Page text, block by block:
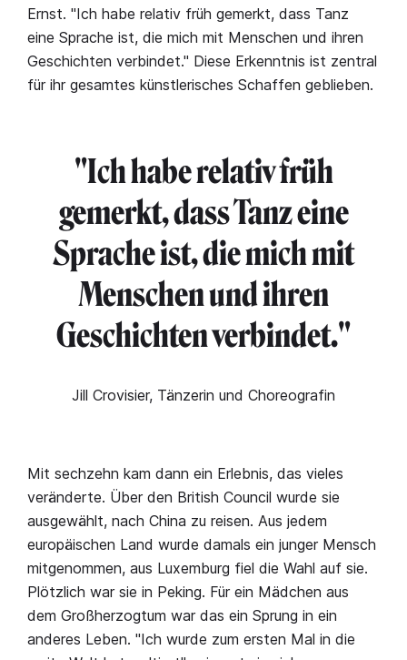
Ernst. "Ich habe relativ früh gemerkt, dass Tanz
eine Sprache ist, die mich mit Menschen und ihren
Geschichten verbindet." Diese Erkenntnis ist zentral
für ihr gesamtes künstlerisches Schaffen geblieben.
"Ich habe relativ früh
gemerkt, dass Tanz eine
Sprache ist, die mich mit
Menschen und ihren
Geschichten verbindet."
Jill Crovisier, Tänzerin und Choreografin
Mit sechzehn kam dann ein Erlebnis, das vieles
veränderte. Über den British Council wurde sie
ausgewählt, nach China zu reisen. Aus jedem
europäischen Land wurde damals ein junger Mensch
mitgenommen, aus Luxemburg fiel die Wahl auf sie.
Plötzlich war sie in Peking. Für ein Mädchen aus
dem Großherzogtum war das ein Sprung in ein
anderes Leben. "Ich wurde zum ersten Mal in die